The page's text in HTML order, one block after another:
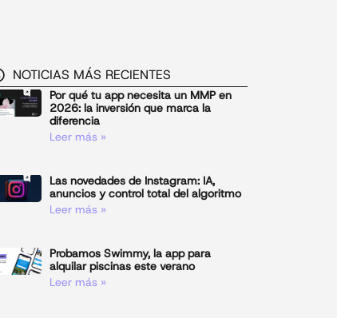
NOTICIAS MÁS RECIENTES
Por qué tu app necesita un MMP en
2026: la inversión que marca la
diferencia
Leer más »
Las novedades de Instagram: IA,
anuncios y control total del algoritmo
Leer más »
Probamos Swimmy, la app para
alquilar piscinas este verano
Leer más »